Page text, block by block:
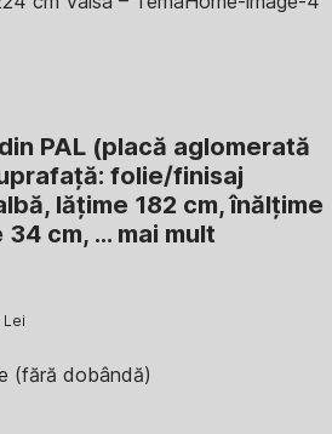
PAL (placă aglomerată
folie/finisaj
lățime 182 cm, înălțime
34 cm, … mai mult
Lei
(fără dobândă)